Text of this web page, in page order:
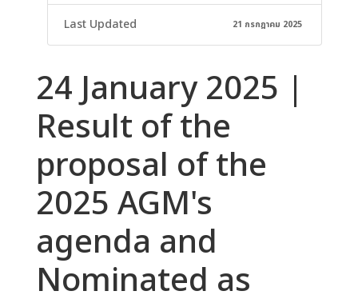
Last Updated 21 กรกฎาคม 2025
24 January 2025 |
Result of the
proposal of the
2025 AGM's
agenda and
Nominated as